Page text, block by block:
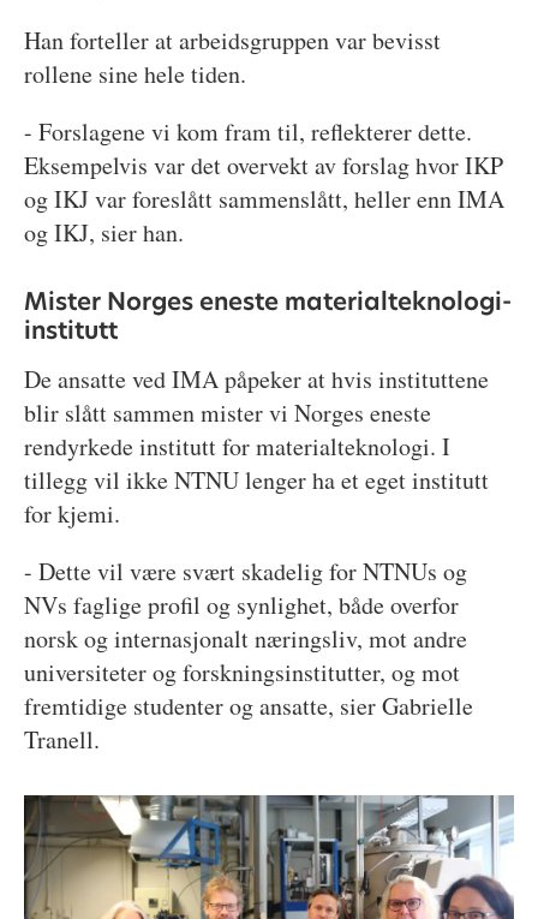
Han forteller at arbeidsgruppen var bevisst
rollene sine hele tiden.
- Forslagene vi kom fram til, reflekterer dette.
Eksempelvis var det overvekt av forslag hvor IKP
og IKJ var foreslått sammenslått, heller enn IMA
og IKJ, sier han.
Mister Norges eneste materialteknologi-
institutt
De ansatte ved IMA påpeker at hvis instituttene
blir slått sammen mister vi Norges eneste
rendyrkede institutt for materialteknologi. I
tillegg vil ikke NTNU lenger ha et eget institutt
for kjemi.
- Dette vil være svært skadelig for NTNUs og
NVs faglige profil og synlighet, både overfor
norsk og internasjonalt næringsliv, mot andre
universiteter og forskningsinstitutter, og mot
fremtidige studenter og ansatte, sier Gabrielle
Tranell.